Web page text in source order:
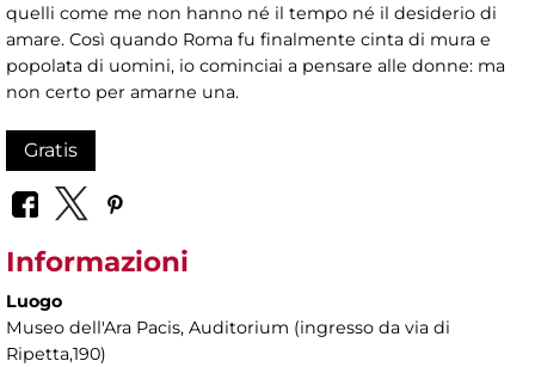
quelli come me non hanno né il tempo né il desiderio di
amare. Così quando Roma fu finalmente cinta di mura e
popolata di uomini, io cominciai a pensare alle donne: ma
non certo per amarne una.
Gratis
Informazioni
Luogo
Museo dell'Ara Pacis, Auditorium (ingresso da via di
Ripetta,190)